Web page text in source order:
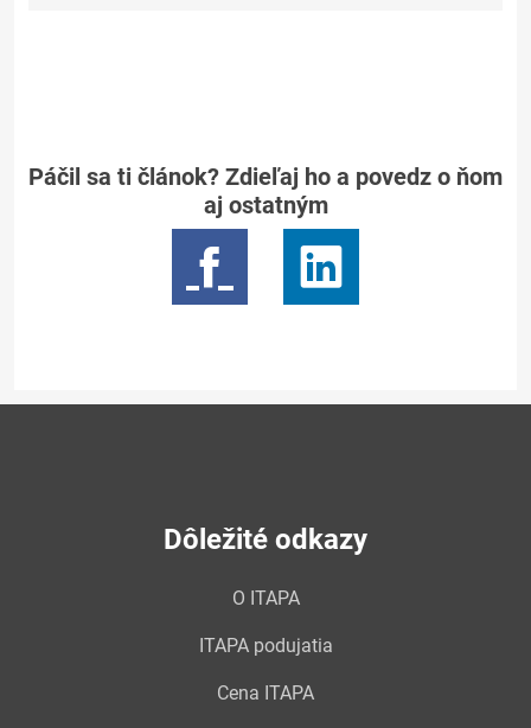
Páčil sa ti článok? Zdieľaj ho a povedz o ňom
aj ostatným
Dôležité odkazy
O ITAPA
ITAPA podujatia
Cena ITAPA